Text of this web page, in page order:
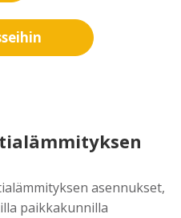
asennukset,
paikkakunnilla